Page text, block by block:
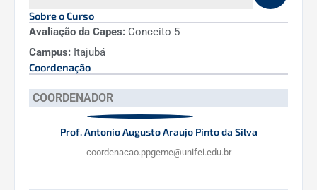
Sobre o Curso
Avaliação da Capes: Conceito 5
Campus: Itajubá
Coordenação
COORDENADOR
Prof. Antonio Augusto Araujo Pinto da Silva
coordenacao.ppgeme@unifei.edu.br